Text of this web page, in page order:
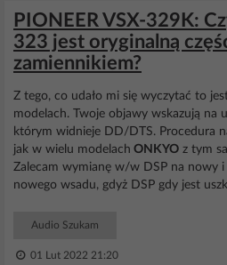
PIONEER VSX-329K:
323 jest oryginalną
zamiennikiem?
Z tego, co udało mi się wyczytać to
modelach. Twoje objawy wskazują na
którym widnieje DD/DTS. Procedura
jak w wielu modelach ONKYO z tym
Zalecam wymianę w/w DSP na nowy
nowego wsadu, gdyż DSP gdy jest
Audio Szukam
01 Lut 2022 21:20